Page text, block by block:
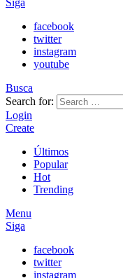
Siga
facebook
twitter
instagram
youtube
Busca
Search for:
Login
Create
Últimos
Popular
Hot
Trending
Menu
Siga
facebook
twitter
instagram